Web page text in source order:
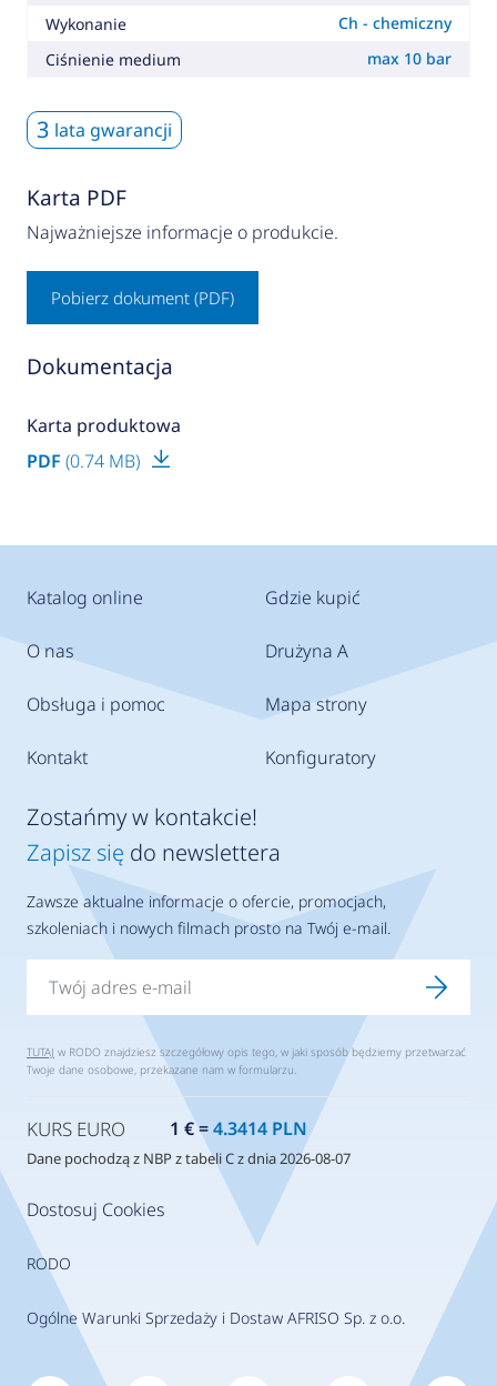
Wykonanie
Ch - chemiczny
Ciśnienie medium
max 10 bar
3 lata gwarancji
Karta PDF
Najważniejsze informacje o produkcie.
Pobierz dokument (PDF)
Dokumentacja
Karta produktowa
PDF (0.74 MB)
Katalog online
O nas
Obsługa i pomoc
Kontakt
Gdzie kupić
Drużyna A
Mapa strony
Konfiguratory
Dostosuj Cookies
RODO
Ogólne Warunki Sprzedaży i Dostaw AFRISO Sp. z o.o.
Zostańmy w kontakcie!
Zapisz się do newslettera
Zawsze aktualne informacje o ofercie, promocjach,
szkoleniach i nowych filmach prosto na Twój e-mail.
TUTAJ w RODO znajdziesz szczegółowy opis tego, w jaki sposób będziemy przetwarzać
Twoje dane osobowe, przekazane nam w formularzu.
KURS EURO 1 € =4.3414 PLN
Dane pochodzą z NBP z tabeli C z dnia 2026-08-07